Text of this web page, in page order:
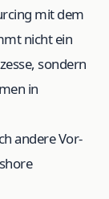
mit dem
nicht ein
sondern
in
andere Vor-